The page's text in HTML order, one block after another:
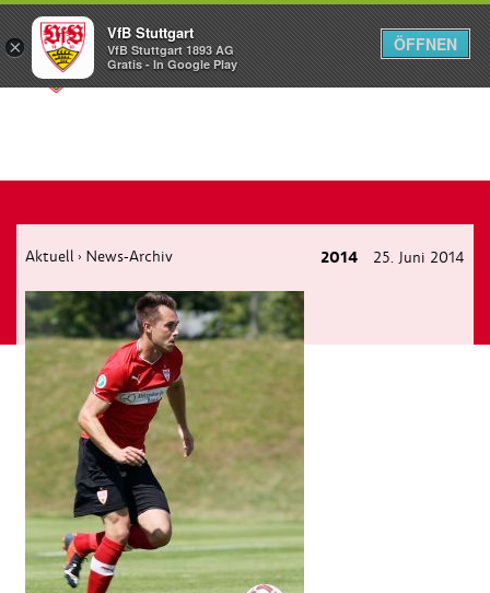
Menü
Aktuell › News-Archiv 2014 25. Juni 2014
×
VfB Stuttgart
VfB Stuttgart 1893 AG
Gratis - In Google Play
ÖFFNEN